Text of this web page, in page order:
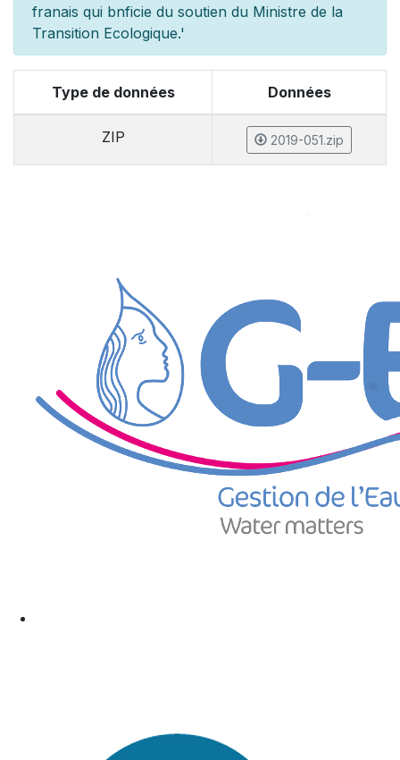
franais qui bnficie du soutien du Ministre de la
Transition Ecologique.'
Type de données Données
ZIP 2019-051.zip